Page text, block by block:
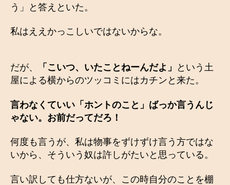
う」と答えといた。
私はええかっこしいではないからな。
だが、 「こいつ、いたことねーんだよ」
という土
屋による横からのツッコミにはカチンと来た。
言わなくていい「ホントのこと」ばっか言うんじ
ゃない。お前だってだろ！
何度も言うが、私は物事をずけずけ言う方ではな
いから、そういう奴は許しがたいと思っている。
言い訳しても仕方ないが、この時自分のことを棚